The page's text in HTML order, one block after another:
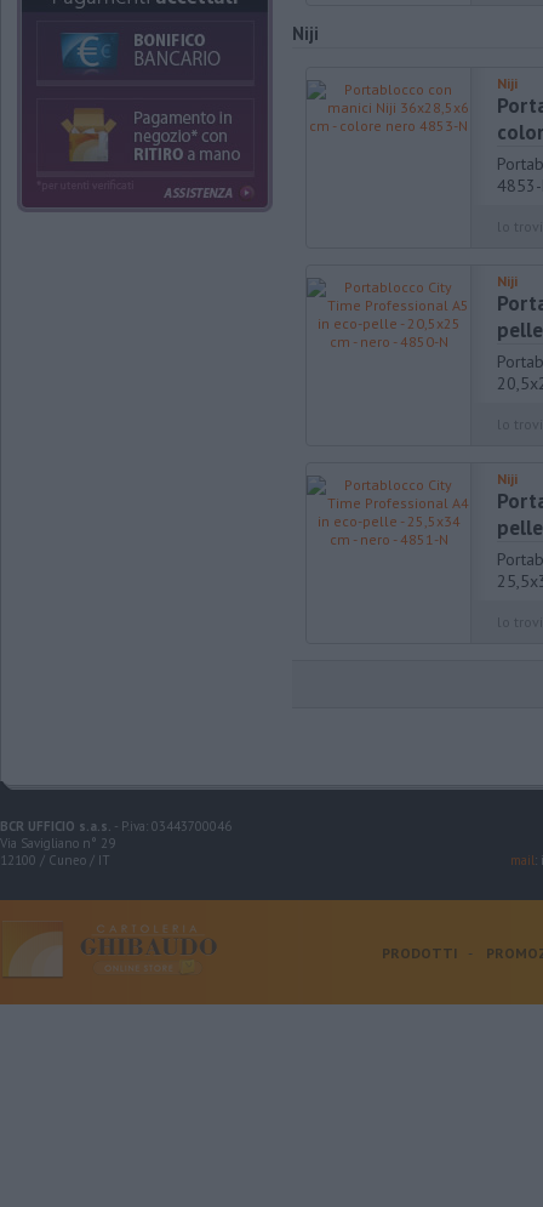
Niji
Niji
Niji
Niji
BCR UFFICIO s.a.s. - P.iva: 03443700046
Via Savigliano n° 29
12100 / Cuneo / IT
mail:
PRODOTTI -